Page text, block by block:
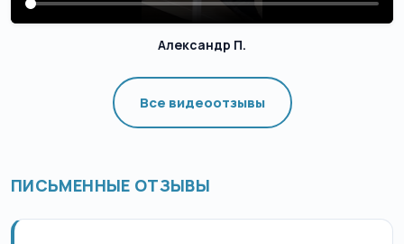
Александр П.
Все видеоотзывы
ПИСЬМЕННЫЕ ОТЗЫВЫ